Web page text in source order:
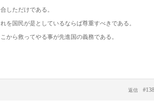
しただけである。
を国民が是としているならば尊重すべきである。
から救ってやる事が先進国の義務である。
返信